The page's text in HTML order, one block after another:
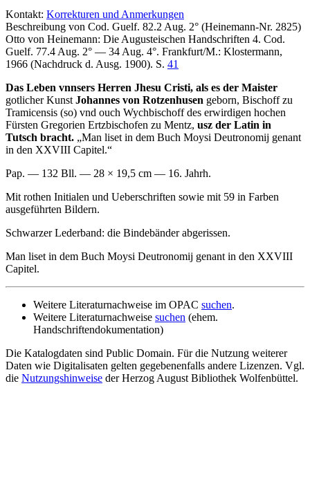
Kontakt: Korrekturen und Anmerkungen
Beschreibung von Cod. Guelf. 82.2 Aug. 2° (Heinemann-Nr. 2825)
Otto von Heinemann: Die Augusteischen Handschriften 4. Cod.
Guelf. 77.4 Aug. 2° — 34 Aug. 4°. Frankfurt/M.: Klostermann,
1966 (Nachdruck d. Ausg. 1900). S. 41
Das Leben vnnsers Herren Jhesu Cristi, als es der Maister
gotlicher Kunst Johannes von Rotzenhusen geborn, Bischoff zu
Tramicensis (so) vnd ouch Wychbischoff des erwirdigen hochen
Fürsten Gregorien Ertzbischofen zu Mentz, usz der Latin in
Tutsch bracht. „Man liset in dem Buch Moysi Deutronomij genant
in den XXVIII Capitel.“
Pap. — 132 Bll. — 28 × 19,5 cm — 16. Jahrh.
Mit rothen Initialen und Ueberschriften sowie mit 59 in Farben
ausgeführten Bildern.
Schwarzer Lederband: die Bindebänder abgerissen.
Man liset in dem Buch Moysi Deutronomij genant in den XXVIII
Capitel.
Weitere Literaturnachweise im OPAC suchen.
Weitere Literaturnachweise suchen (ehem.
Handschriftendokumentation)
Die Katalogdaten sind Public Domain. Für die Nutzung weiterer
Daten wie Digitalisaten gelten gegebenenfalls andere Lizenzen. Vgl.
die Nutzungshinweise der Herzog August Bibliothek Wolfenbüttel.